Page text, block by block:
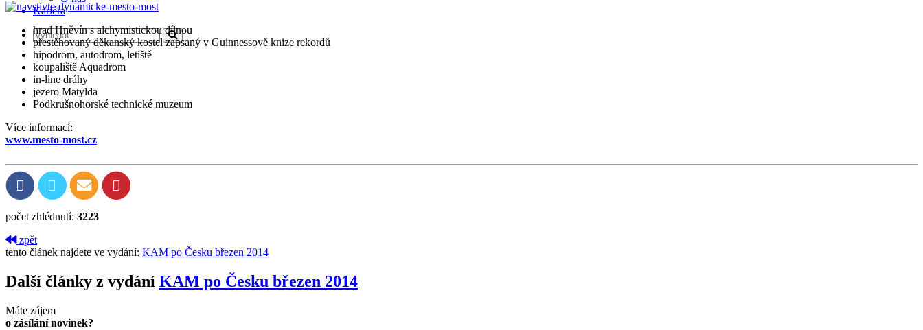
Kariéra
hrad Hněvín s alchymistickou dílnou
přestěhovaný děkanský kostel zapsaný v Guinnessově knize rekordů
hipodrom, autodrom, letiště
koupaliště Aquadrom
in-line dráhy
jezero Matylda
Podkrušnohorské technické muzeum
Více informací:
www.mesto-most.cz
počet zhlédnutí: 3223
zpět
tento článek najdete ve vydání: KAM po Česku březen 2014
Další články z vydání KAM po Česku březen 2014
Máte zájem
o zásílání novinek?